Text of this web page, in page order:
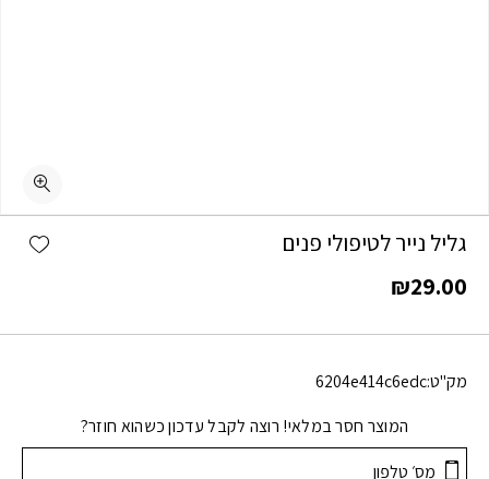
גליל נייר לטיפולי פנים
₪29.00
מק"ט:6204e414c6edc
המוצר חסר במלאי! רוצה לקבל עדכון כשהוא חוזר?